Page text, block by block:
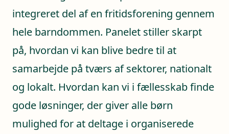
integreret del af en fritidsforening gennem
hele barndommen. Panelet stiller skarpt
på, hvordan vi kan blive bedre til at
samarbejde på tværs af sektorer, nationalt
og lokalt. Hvordan kan vi i fællesskab finde
gode løsninger, der giver alle børn
mulighed for at deltage i organiserede